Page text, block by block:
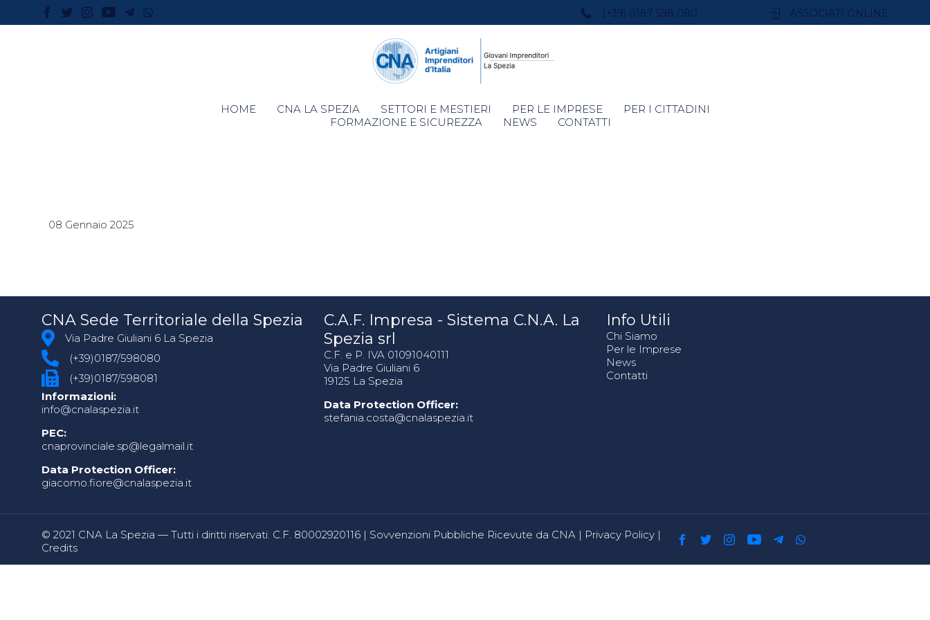
(+39) 0187 598 080 ASSOCIATI ONLINE
Skip
to
HOME CNA LA SPEZIA SETTORI E MESTIERI PER LE IMPRESE
PER I CITTADINI
FORMAZIONE E SICUREZZA
NEWS CONTATTI
08 Gennaio 2025
CNA Sede Territoriale della Spezia
Via Padre Giuliani 6 La Spezia
(+39)0187/598080
(+39)0187/598081
Informazioni:
info@cnalaspezia.it
PEC:
cnaprovinciale.sp@legalmail.it
Data Protection Officer:
giacomo.fiore@cnalaspezia.it
C.A.F. Impresa - Sistema C.N.A. La
Spezia srl
C.F. e P. IVA 01091040111
Via Padre Giuliani 6
19125 La Spezia
Data Protection Officer:
stefania.costa@cnalaspezia.it
Info Utili
Chi Siamo
Per le Imprese
News
Contatti
© 2021 CNA La Spezia — Tutti i diritti riservati. C.F. 80002920116 | Sovvenzioni Pubbliche Ricevute da CNA | Privacy Policy |
Credits